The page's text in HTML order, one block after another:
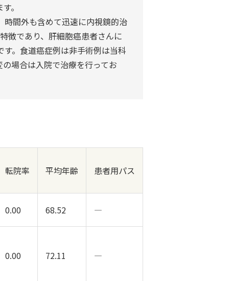
。
間外も含めて迅速に内視鏡的治
徴であり、肝細胞癌患者さんに
。食道癌症例は非手術例は当科
場合は入院で治療を行ってお
転院率 平均年齢 患者用パス
0.00 68.52 ―
0.00 72.11 ―